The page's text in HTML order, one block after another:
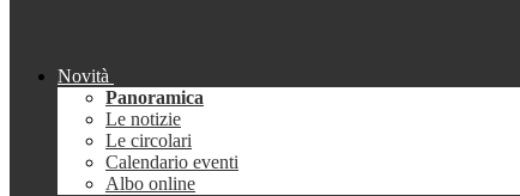
Novità
Panoramica
Le notizie
Le circolari
Calendario eventi
Albo online